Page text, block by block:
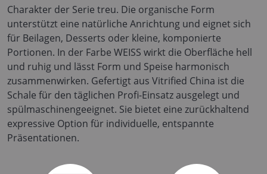
Charakter der Serie treu. Die organische Form
unterstützt eine natürliche Anrichtung und eignet sich
für Beilagen, Desserts oder kleine, komponierte
Portionen. In der Farbe WEISS wirkt die Oberfläche hell
und ruhig und lässt Form und Speise harmonisch
zusammenwirken. Gefertigt aus Vitrified China ist die
Schale für den täglichen Profi-Einsatz ausgelegt und
spülmaschinengeeignet. Sie bietet eine zurückhaltend
expressive Option für individuelle, entspannte
Präsentationen.